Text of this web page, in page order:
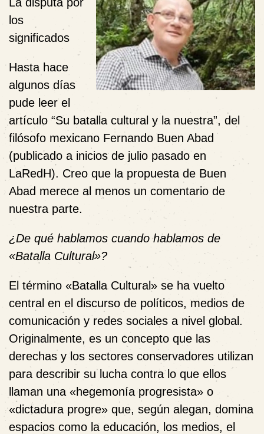
los
significados
Hasta hace
algunos días
pude leer el
artículo “Su batalla cultural y la nuestra”, del
filósofo mexicano Fernando Buen Abad
(publicado a inicios de julio pasado en
LaRedH). Creo que la propuesta de Buen
Abad merece al menos un comentario de
nuestra parte.
¿De qué hablamos cuando hablamos de
«Batalla Cultural»?
El término «Batalla Cultural» se ha vuelto
central en el discurso de políticos, medios de
comunicación y redes sociales a nivel global.
Originalmente, es un concepto que las
derechas y los sectores conservadores utilizan
para describir su lucha contra lo que ellos
llaman una «hegemonía progresista» o
«dictadura progre» que, según alegan, domina
espacios como la educación, los medios, el